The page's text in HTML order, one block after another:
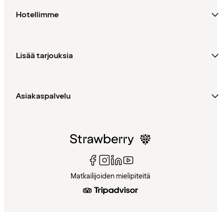
Hotellimme
Lisää tarjouksia
Asiakaspalvelu
Matkailijoiden mielipiteitä